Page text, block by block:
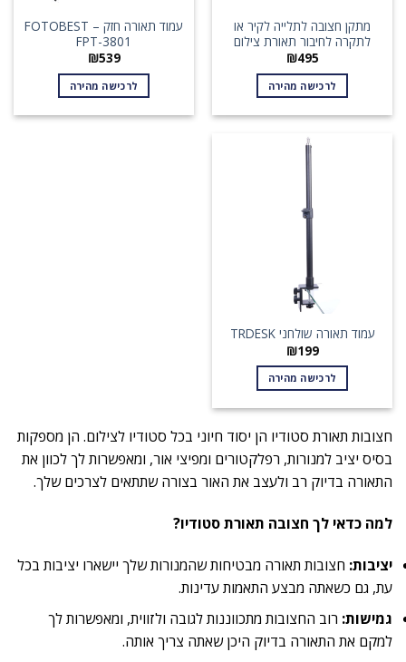
מתקן חצובה לתלייה לקיר או
לתקרה לחיבור תאורת צילום
₪495
לרכישה מהירה
עמוד תאורה חזק – FOTOBEST
FPT-3801
₪539
לרכישה מהירה
עמוד תאורה שולחני TRDESK
₪199
לרכישה מהירה
חצובות תאורת סטודיו הן יסוד חיוני בכל סטודיו לצילום. הן מספקות
בסיס יציב למנורות, רפלקטורים ומפיצי אור, ומאפשרות לך לכוון את
התאורה בדיוק רב ולעצב את האור בצורה שתתאים לצרכים שלך.
למה כדאי לך חצובה תאורת סטודיו?
יציבות: חצובות תאורה מבטיחות שהמנורות שלך יישארו יציבות בכל
עת, גם כשאתה מבצע התאמות עדינות.
גמישות: רוב החצובות מתכווננות לגובה ולזווית, ומאפשרות לך
למקם את התאורה בדיוק היכן שאתה צריך אותה.